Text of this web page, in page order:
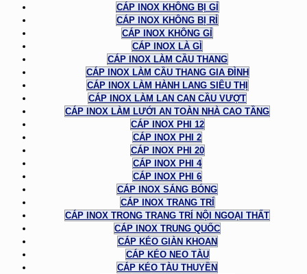
CÁP INOX KHÔNG BỊ GỈ
CÁP INOX KHÔNG BỊ RỈ
CÁP INOX KHÔNG GỈ
CÁP INOX LÀ GÌ
CÁP INOX LÀM CẦU THANG
CÁP INOX LÀM CẦU THANG GIA ĐÌNH
CÁP INOX LÀM HÀNH LANG SIÊU THỊ
CÁP INOX LÀM LAN CAN CẦU VƯỢT
CÁP INOX LÀM LƯỚI AN TOÀN NHÀ CAO TẦNG
CÁP INOX PHI 12
CÁP INOX PHI 2
CÁP INOX PHI 20
CÁP INOX PHI 4
CÁP INOX PHI 6
CÁP INOX SÁNG BÓNG
CÁP INOX TRANG TRÍ
CÁP INOX TRONG TRANG TRÍ NỘI NGOẠI THẤT
CÁP INOX TRUNG QUỐC
CÁP KÉO GIÀN KHOAN
CÁP KÉO NEO TÀU
CÁP KÉO TÀU THUYỀN